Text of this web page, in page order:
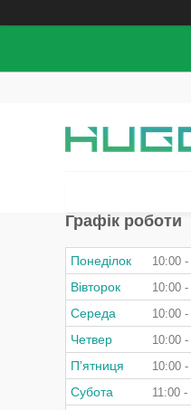
Графік роботи
Понеділок 10:00
Вівторок 10:00
Середа 10:00
Четвер 10:00
Пʼятниця 10:00
Субота 11:00